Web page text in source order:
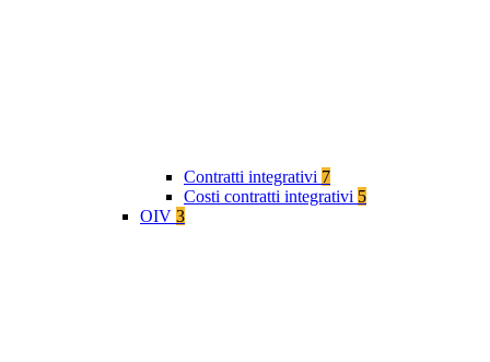
Contratti integrativi 7
Costi contratti integrativi 5
OIV 3